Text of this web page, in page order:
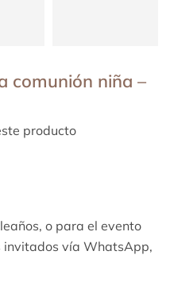
comunión niña –
producto
o para el evento
invitados vía WhatsApp,